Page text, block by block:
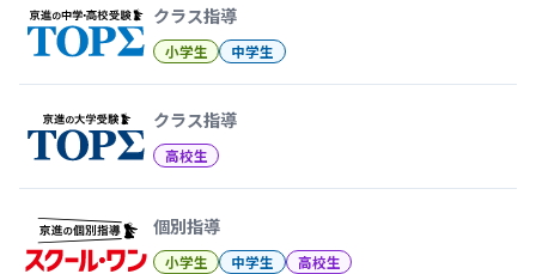
クラス指導
小学生 中学生
クラス指導
高校生
個別指導
小学生 中学生 高校生